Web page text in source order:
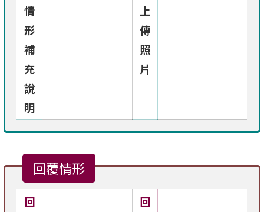
情
形
補
充
說
明
上
傳
照
片
回覆情形
回
回